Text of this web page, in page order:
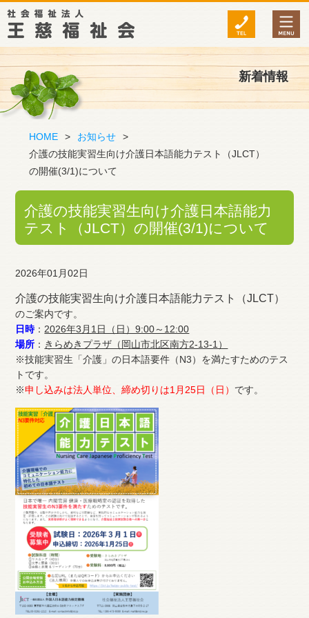
新着情報
HOME > お知らせ
>
介護の技能実習生向け介護日本語能力テスト（JLCT）
の開催(3/1)について
介護の技能実習生向け介護日本語能力
テスト（JLCT）の開催(3/1)について
2026年01月02日
介護の技能実習生向け介護日本語能力テスト（JLCT）
のご案内です。
日時：2026年3月1日（日）9:00～12:00
場所 ： きらめきプラザ（岡山市北区南方2-13-1）
※技能実習生「介護」の日本語要件（N3）を満たすためのテス
トです。
※申し込みは法人単位、締め切りは1月25日（日） です。